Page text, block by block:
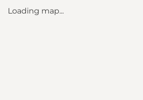
Loading map...